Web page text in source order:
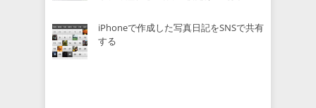
iPhoneで作成した写真日記をSNSで共有
する